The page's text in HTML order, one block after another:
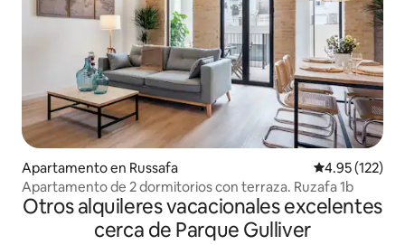
Apartamento en Russafa Calificación
4.95 (122)
Apartamento de 2 dormitorios con terraza. Ruzafa 1b
Otros alquileres vacacionales excelentes
cerca de Parque Gulliver